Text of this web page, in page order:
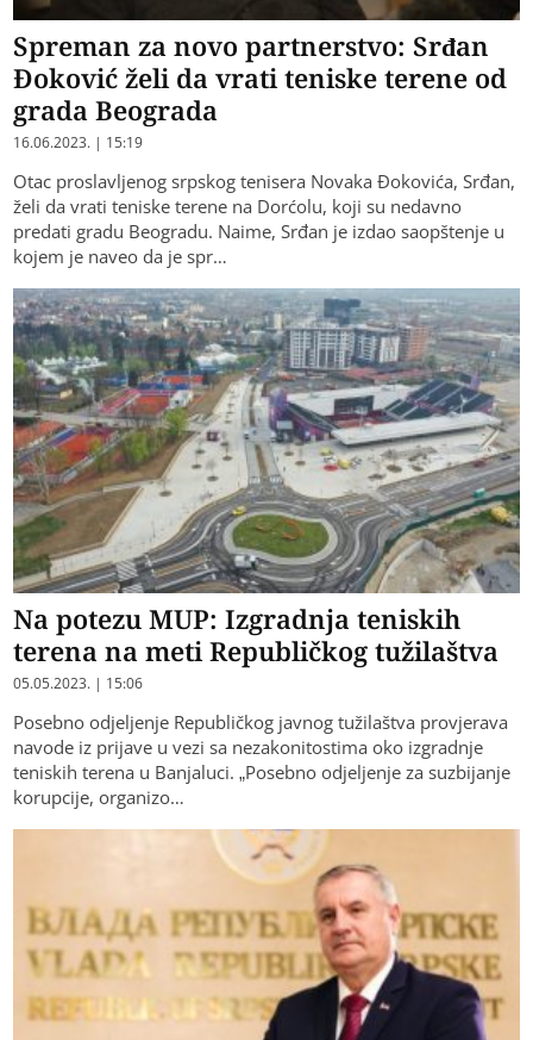
Spreman za novo partnerstvo: Srđan
Đoković želi da vrati teniske terene od
grada Beograda
16.06.2023. | 15:19
Otac proslavljenog srpskog tenisera Novaka Đokovića, Srđan,
želi da vrati teniske terene na Dorćolu, koji su nedavno
predati gradu Beogradu. Naime, Srđan je izdao saopštenje u
kojem je naveo da je spr…
Na potezu MUP: Izgradnja teniskih
terena na meti Republičkog tužilaštva
05.05.2023. | 15:06
Posebno odjeljenje Republičkog javnog tužilaštva provjerava
navode iz prijave u vezi sa nezakonitostima oko izgradnje
teniskih terena u Banjaluci. „Posebno odjeljenje za suzbijanje
korupcije, organizo…